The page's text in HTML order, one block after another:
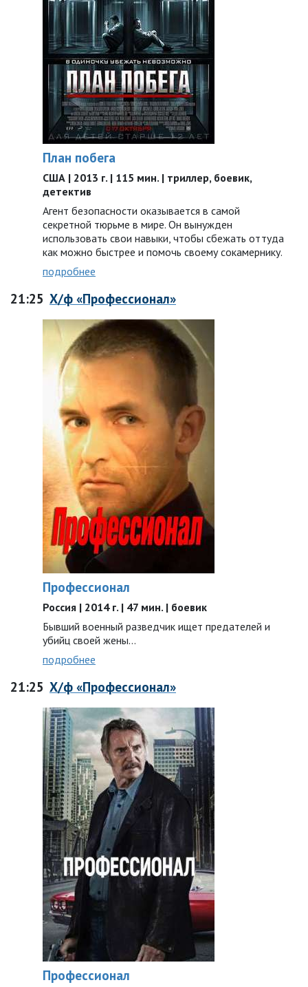
План побега
США | 2013 г. | 115 мин. | триллер, боевик,
детектив
Агент безопасности оказывается в самой
секретной тюрьме в мире. Он вынужден
использовать свои навыки, чтобы сбежать оттуда
как можно быстрее и помочь своему сокамернику.
подробнее
21:25 Х/ф «Профессионал»
Профессионал
Россия | 2014 г. | 47 мин. | боевик
Бывший военный разведчик ищет предателей и
убийц своей жены…
подробнее
21:25 Х/ф «Профессионал»
Профессионал